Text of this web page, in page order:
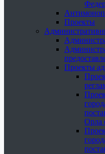
Проекты
Проекты
Орла